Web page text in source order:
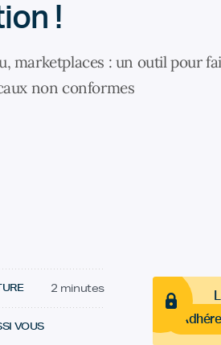
!
marketplaces : un outil pour
non conformes
2 minutes
VOUS